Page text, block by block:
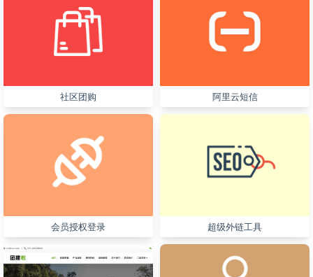
社区团购 阿里云短信
会员授权登录 超级外链工具